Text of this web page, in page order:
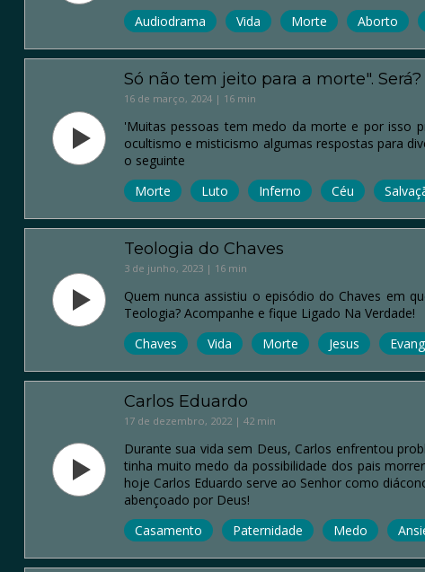
Audiodrama
Vida Morte Aborto
Só não tem jeito para a morte".
16 de março, 2024 | 16 min
'Muitas pessoas tem medo da morte e por isso
ocultismo e misticismo algumas respostas para
o seguinte
Morte
Luto Inferno Céu
Teologia do Chaves
3 de junho, 2023 | 16 min
Quem nunca assistiu o episódio do Chaves em
Teologia? Acompanhe e fique Ligado Na Verdade!
Chaves
Vida Morte Jesus
Carlos Eduardo
17 de dezembro, 2022 | 42 min
Durante sua vida sem Deus, Carlos enfrentou
tinha muito medo da possibilidade dos pais
hoje Carlos Eduardo serve ao Senhor como
abençoado por Deus!
Casamento
Paternidade Medo